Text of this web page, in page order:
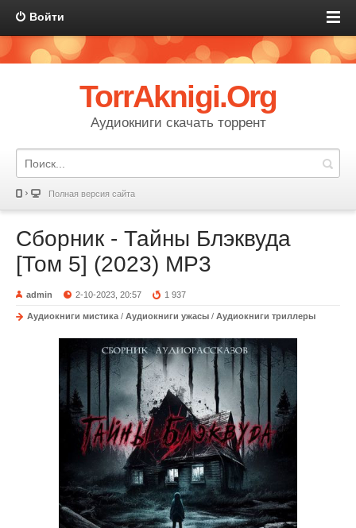
Войти
TorrAknigi.Org
Аудиокниги скачать торрент
Полная версия сайта
Сборник - Тайны Блэквуда
[Том 5] (2023) MP3
admin 2-10-2023, 20:57 1 937
Аудиокниги мистика / Аудиокниги ужасы / Аудиокниги триллеры